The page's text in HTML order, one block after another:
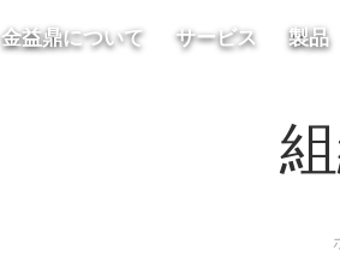
金益鼎について サービス 製品